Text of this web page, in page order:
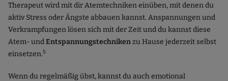
Therapeut wird mit dir Atemtechniken einüben, mit denen du
aktiv Stress oder Ängste abbauen kannst. Anspannungen und
Verkrampfungen lösen sich mit der Zeit und du kannst diese
Atem- undEntspannungstechnikenzu Hause jederzeit selbst
einsetzen.5
Wenn du regelmäßig übst, kannst du auch emotional